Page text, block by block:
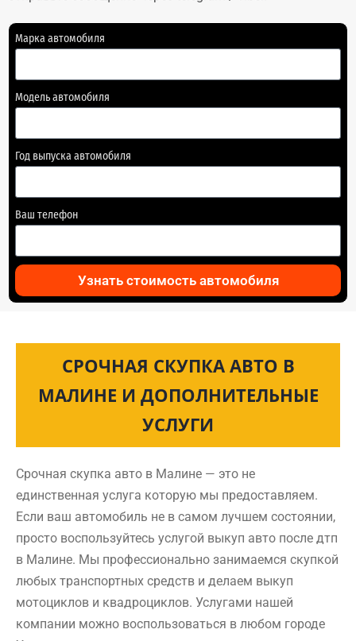
Марка автомобиля
Модель автомобиля
Год выпуска автомобиля
Ваш телефон
Узнать стоимость автомобиля
СРОЧНАЯ СКУПКА АВТО В
МАЛИНЕ И ДОПОЛНИТЕЛЬНЫЕ
УСЛУГИ
Срочная скупка авто в Малине — это не
единственная услуга которую мы предоставляем.
Если ваш автомобиль не в самом лучшем состоянии,
просто воспользуйтесь услугой выкуп авто после дтп
в Малине. Мы профессионально занимаемся скупкой
любых транспортных средств и делаем выкуп
мотоциклов и квадроциклов. Услугами нашей
компании можно воспользоваться в любом городе